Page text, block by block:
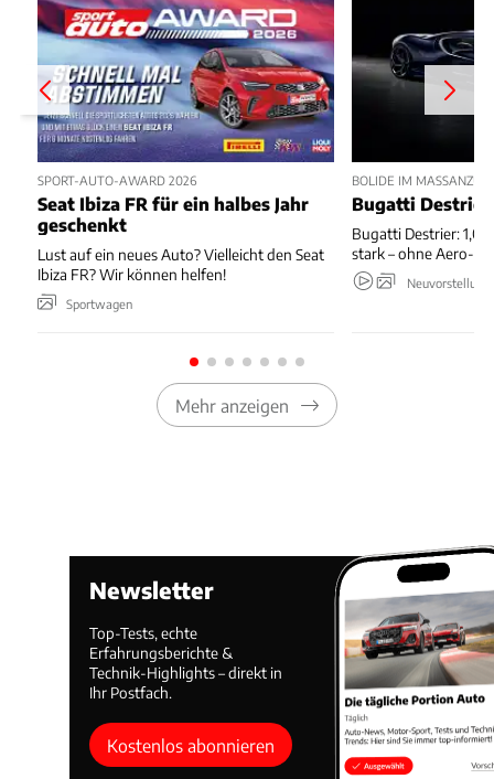
SPORT-AUTO-AWARD 2026
Seat Ibiza FR für ein halbes Jahr
geschenkt
Lust auf ein neues Auto? Vielleicht den Seat
Ibiza FR? Wir können helfen!
Sportwagen
BOLIDE IM MASSANZUG
Bugatti
Bugatti Destrier: 1,00
stark – ohne Aero-
Mehr anzeigen
Newsletter
Top-Tests, echte
Erfahrungsberichte &
Technik-Highlights – direkt in
Ihr Postfach.
Kostenlos abonnieren